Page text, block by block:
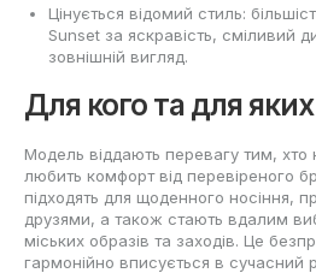
Цінується відомий стиль:
Sunset за яскравість, сміливий
зовнішній вигляд.
Для кого та для
Модель віддають перевагу тим, хто
любить комфорт від перевіреного
підходять для щоденного носіння,
друзями, а також стають вдалим
міських образів та заходів. Це
гармонійно вписується в сучасний